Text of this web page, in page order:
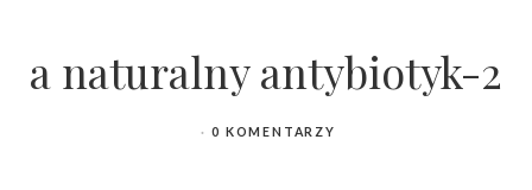
a naturalny antybiotyk-2
0 KOMENTARZY